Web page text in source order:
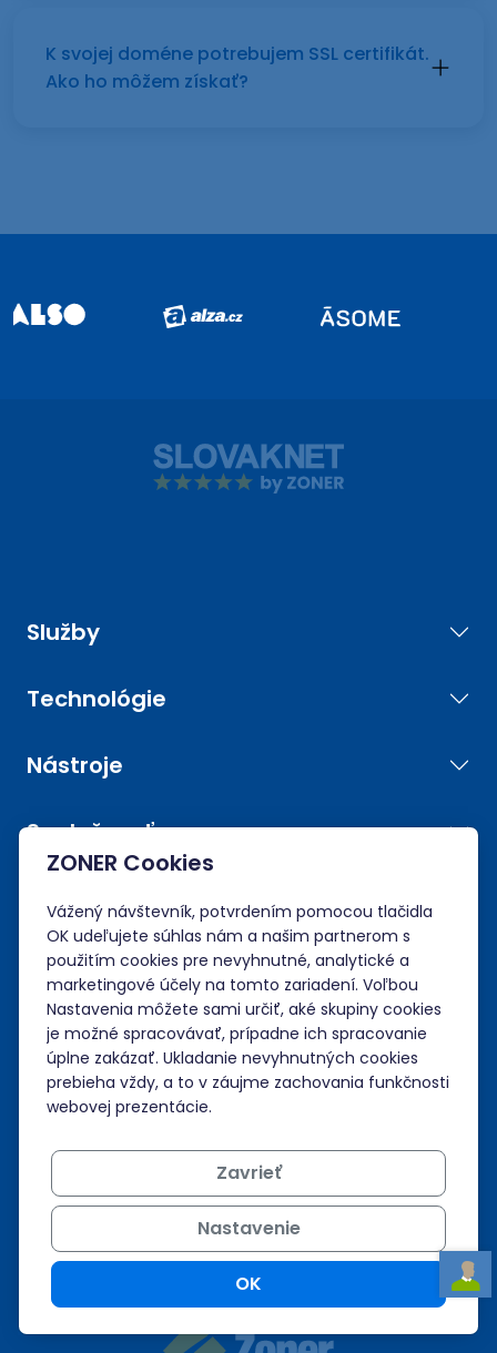
K svojej doméne potrebujem SSL certifikát.
Ako ho môžem získať?
Služby
Technológie
Nástroje
Spoločnosť
Administrácia
Prihlásiť sa
Neviem si rady?
Nápoveda
Podpora 24/7
+421 268 265 986
admin@zoner.sk
ZONER Cookies
Vážený návštevník, potvrdením pomocou tlačidla
OK udeľujete súhlas nám a našim partnerom s
použitím cookies pre nevyhnutné, analytické a
marketingové účely na tomto zariadení. Voľbou
Nastavenia môžete sami určiť, aké skupiny cookies
je možné spracovávať, prípadne ich spracovanie
úplne zakázať. Ukladanie nevyhnutných cookies
prebieha vždy, a to v záujme zachovania funkčnosti
webovej prezentácie.
Zavrieť
Nastavenie
OK